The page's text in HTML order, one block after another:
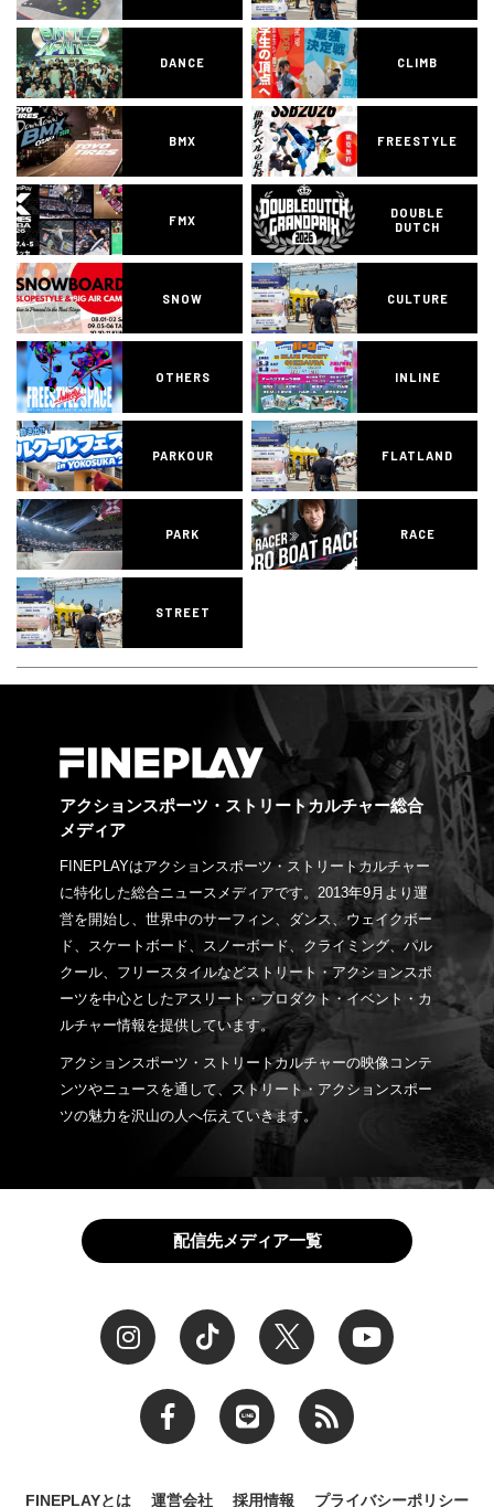
DANCE CLIMB
BMX FREESTYLE
FMX
DOUBLE
DUTCH
SNOW CULTURE
OTHERS INLINE
PARKOUR FLATLAND
PARK RACE
STREET
アクションスポーツ・ストリートカルチャー総合
メディア
FINEPLAYはアクションスポーツ・ストリートカルチャー
に特化した総合ニュースメディアです。2013年9月より運
営を開始し、世界中のサーフィン、ダンス、ウェイクボー
ド、スケートボード、スノーボード、クライミング、パル
クール、フリースタイルなどストリート・アクションスポ
ーツを中心としたアスリート・プロダクト・イベント・カ
ルチャー情報を提供しています。
アクションスポーツ・ストリートカルチャーの映像コンテ
ンツやニュースを通して、ストリート・アクションスポー
ツの魅力を沢山の人へ伝えていきます。
配信先メディア一覧
FINEPLAYとは 運営会社 採用情報 プライバシーポリシー